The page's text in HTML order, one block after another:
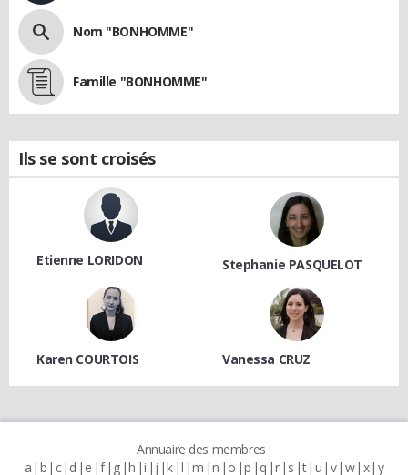
Nom "BONHOMME"
Famille "BONHOMME"
Ils se sont croisés
Etienne LORIDON Stephanie PASQUELOT
Karen COURTOIS Vanessa CRUZ
Annuaire des membres :
a b c d e f g h i j k l m n o p q r s t u v w x y